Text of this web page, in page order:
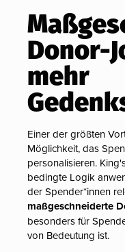
Donor-
mehr
Einer der größten
Möglichkeit, das
personalisieren.
bedingte Logik
der Spender*innen
maßgeschneiderte
besonders für
von Bedeutung ist.